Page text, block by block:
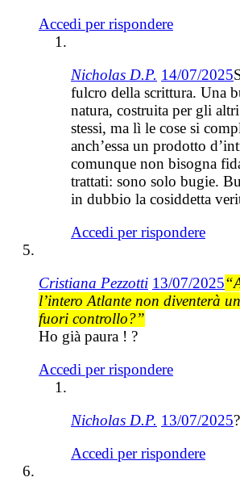
Accedi per rispondere
Nicholas D.P. 14/07/2025
fulcro della scrittura. Una
natura, costruita per gli
stessi, ma lì le cose si
anch’essa un prodotto
comunque non bisogna
trattati: sono solo bugie.
in dubbio la cosiddetta
Accedi per rispondere
Cristiana Pezzotti 13/07/2025
l’intero Atlante non diventerà
fuori controllo?”
Ho già paura ! ?
Accedi per rispondere
Nicholas D.P. 13/07/2025
Accedi per rispondere